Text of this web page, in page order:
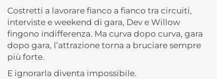
Costretti a lavorare fianco a fianco tra circuiti,
interviste e weekend di gara, Dev e Willow
fingono indifferenza. Ma curva dopo curva, gara
dopo gara, l’attrazione torna a bruciare sempre
più forte.
E ignorarla diventa impossibile.